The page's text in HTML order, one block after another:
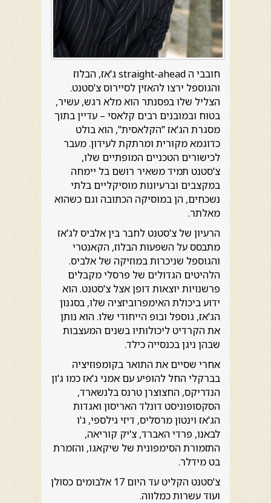
חובבי ה straight-ahead ג'אז, הבלוז
והגוספל ירצו להאזין לסיירוס צ'סטנט.
הצליל שלו בפסנתר הוא מלא רגש, עשיר,
בטוח ובמובנים רבים קלאסי – עדיין בתוך
מסגרת הג'אז "הקלאסית", הוא בולט
כדוגמא מקורית ומרתקת לעידון. מעבר
לכישורים הטכניים המופתיים שלו,
צ'סטנט תמיד משאיר רושם בל יימחה
במקצבים וברעיונות מוסיקליים בלתי
נשכחים, הן במוסיקה הכתובה וגם כשהוא
מאלתר.
הרעיון של צ'סטנט לחבר בין אלביס לג'אז
מתבסס על השפעות הבלוז, הקאנטרי
והגוספל שניכרות במוזיקה של אלביס.
הלהיטים הגדולים של פרסלי מקבלים
פרשנויות יוצאות דופן אצל צ'סטנט. הוא
ידוע ביכולת האימפרוביזציה שלו, בסגנון
הג'אז, גוספל ובופ הייחודי שלו. הוא נותן
את הקרדיט ליכולותיו בשנים המעצבות
שבהן ניגן בכנסייה כילד.
אחרי שסיים את התואר בקומפוזיציה
בברקלי החל להופיע עם אמני ג'אז כמו ג'ון
הנדריקס, החצוצרן טרנס בלנשארד,
הסקסופוניסט דונלד האריסון ואגדות
הג'אז וינטון מרסליס, דיזי גילספי, ג'ו
לבאנו, פרדי האברד, צ'יק קוריאה,
התזמורת הסימפונית של שיקאגו, והזמרת
בט מידלר.
צ'סטנט הקליט עד היום 17 אלבומים כסולן
ועוד עשרות כמלווה.